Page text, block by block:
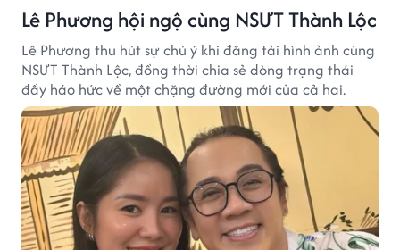
Lê Phương hội ngộ cùng NSƯT Thành Lộc
Lê Phương thu hút sự chú ý khi đăng tải hình ảnh cùng
NSƯT Thành Lộc, đồng thời chia sẻ dòng trạng thái
đầy háo hức về một chặng đường mới của cả hai.